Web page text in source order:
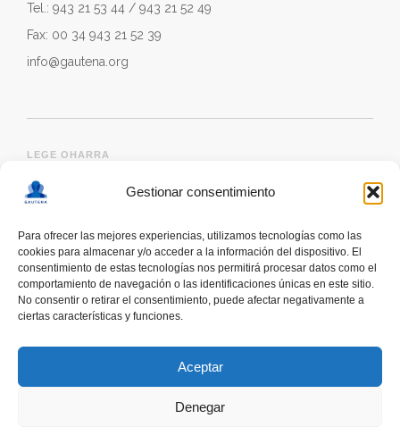
Gestionar consentimiento
Para ofrecer las mejores experiencias, utilizamos tecnologías como las
cookies para almacenar y/o acceder a la información del dispositivo. El
consentimiento de estas tecnologías nos permitirá procesar datos como el
comportamiento de navegación o las identificaciones únicas en este sitio.
No consentir o retirar el consentimiento, puede afectar negativamente a
ciertas características y funciones.
Aceptar
Denegar
Tel.: 943 21 53 44 / 943 21 52 49
Fax: 00 34 943 21 52 39
info@gautena.org
LEGE OHARRA
deskonektapp
THE HELP OF PEOPLE WITH AUTISM TO PROMOTE
A RESPONSIBLE USE OF SMARTPHONES